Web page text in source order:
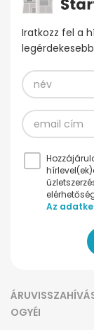
Iratkozz fel a
Az
OGYÉI